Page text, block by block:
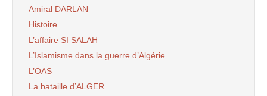
Amiral DARLAN
Histoire
L’affaire SI SALAH
L’Islamisme dans la guerre d’Algérie
L’OAS
La bataille d’ALGER